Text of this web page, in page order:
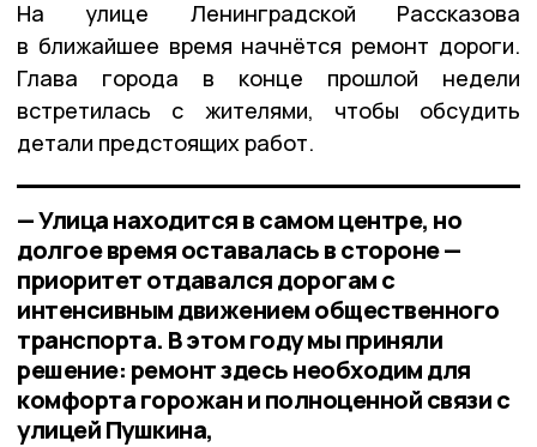
На улице Ленинградской Рассказова
в ближайшее время начнётся ремонт дороги.
Глава города в конце прошлой недели
встретилась с жителями, чтобы обсудить
детали предстоящих работ.
— Улица находится в самом центре, но
долгое время оставалась в стороне —
приоритет отдавался дорогам с
интенсивным движением общественного
транспорта. В этом году мы приняли
решение: ремонт здесь необходим для
комфорта горожан и полноценной связи с
улицей Пушкина,